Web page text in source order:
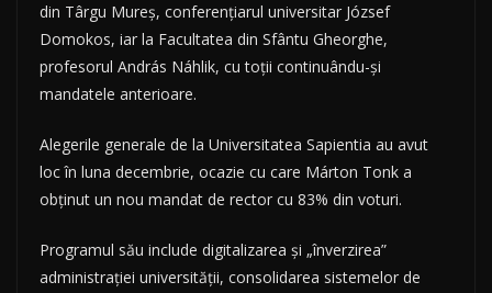
din Târgu Mureş, conferenţiarul universitar József
Domokos, iar la Facultatea din Sfântu Gheorghe,
profesorul András Náhlik, cu toţii continuându-şi
mandatele anterioare.
Alegerile generale de la Universitatea Sapientia au avut
loc în luna decembrie, ocazie cu care Márton Tonk a
obţinut un nou mandat de rector cu 83% din voturi.
Programul său include digitalizarea şi „înverzirea”
administraţiei universităţii, consolidarea sistemelor de